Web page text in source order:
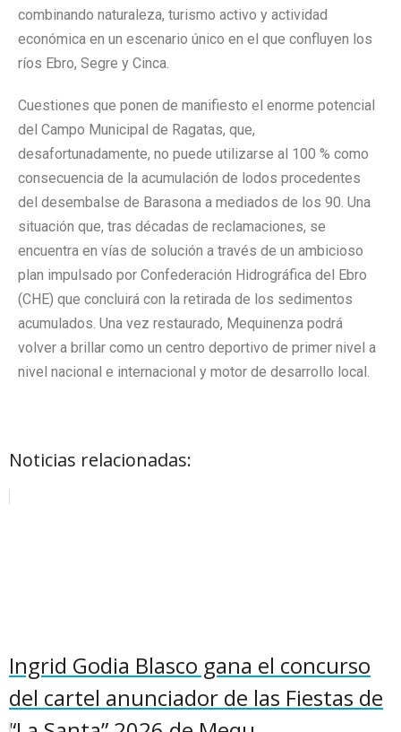
combinando naturaleza, turismo activo y actividad
económica en un escenario único en el que confluyen los
ríos Ebro, Segre y Cinca.
Cuestiones que ponen de manifiesto el enorme potencial
del Campo Municipal de Ragatas, que,
desafortunadamente, no puede utilizarse al 100 % como
consecuencia de la acumulación de lodos procedentes
del desembalse de Barasona a mediados de los 90. Una
situación que, tras décadas de reclamaciones, se
encuentra en vías de solución a través de un ambicioso
plan impulsado por Confederación Hidrográfica del Ebro
(CHE) que concluirá con la retirada de los sedimentos
acumulados. Una vez restaurado, Mequinenza podrá
volver a brillar como un centro deportivo de primer nivel a
nivel nacional e internacional y motor de desarrollo local.
Noticias relacionadas:
Ingrid Godia Blasco gana el concurso
del cartel anunciador de las Fiestas de